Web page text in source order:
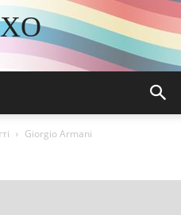
OF PUBLISHING
Giorgio Armani